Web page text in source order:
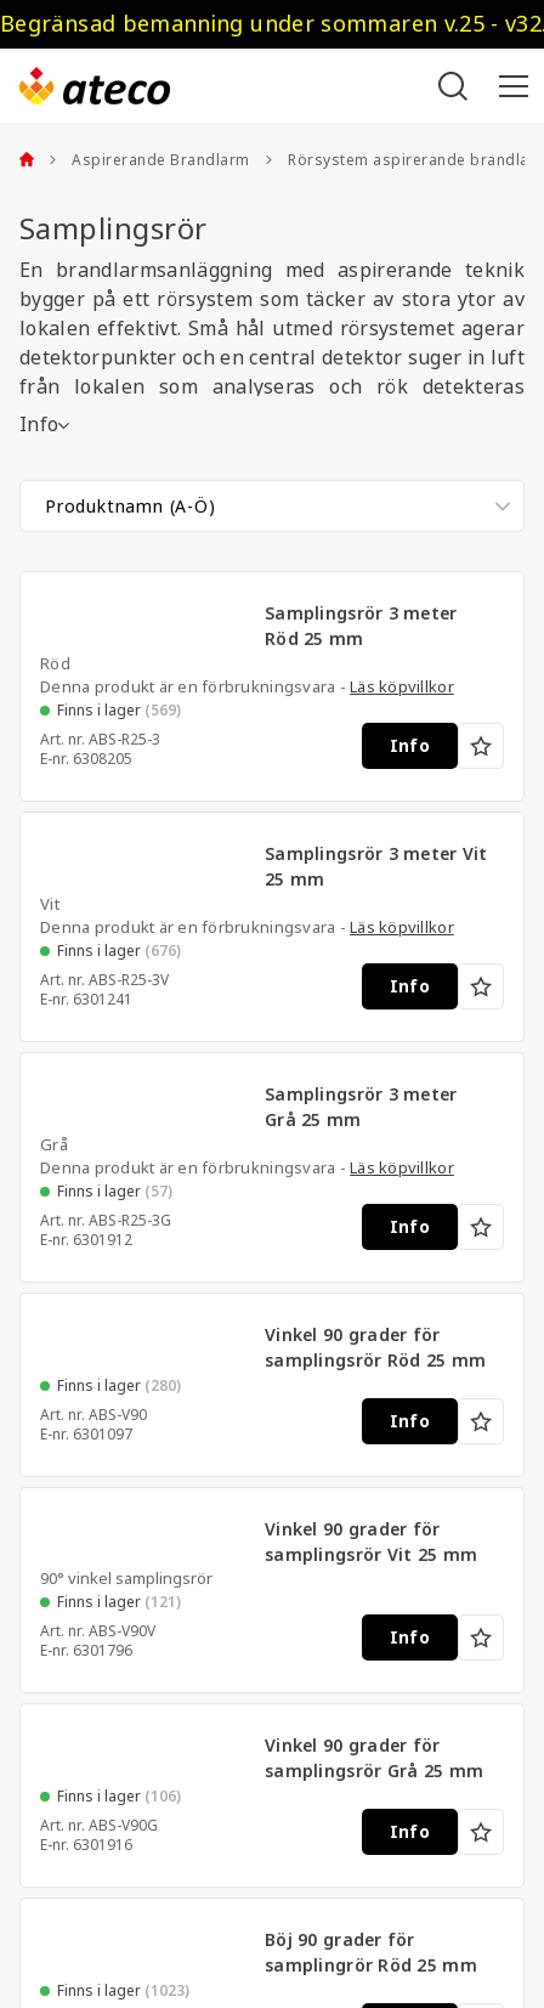
Begränsad bemanning under sommaren v.25 -
Aspirerande Brandlarm Rörsystem aspirerande
Samplingsrör
En brandlarmsanläggning med aspirerande teknik
bygger på ett rörsystem som täcker av stora ytor av
lokalen effektivt. Små hål utmed rörsystemet agerar
detektorpunkter och en central detektor suger in luft
från lokalen som analyseras och rök detekteras
blixtsnabbt. Rörsystemet kan byggas på en mängd
lagerhåller.
Info
Samplingsrör 3 meter
Röd 25 mm
Röd
Denna produkt är en förbrukningsvara -Läs köpvillkor
Finns i lager (569)
Art. nr. ABS-R25-3
E-nr. 6308205
Info
Samplingsrör 3 meter Vit
25 mm
Vit
Denna produkt är en förbrukningsvara -Läs köpvillkor
Finns i lager (676)
Art. nr. ABS-R25-3V
E-nr. 6301241
Info
Samplingsrör 3 meter
Grå 25 mm
Grå
Denna produkt är en förbrukningsvara -Läs köpvillkor
Finns i lager (57)
Art. nr. ABS-R25-3G
E-nr. 6301912
Info
Vinkel 90 grader för
samplingsrör Röd 25 mm
Finns i lager (280)
Art. nr. ABS-V90
E-nr. 6301097
Info
Vinkel 90 grader för
samplingsrör Vit 25 mm
90° vinkel samplingsrör
Finns i lager (121)
Art. nr. ABS-V90V
E-nr. 6301796
Info
Vinkel 90 grader för
samplingsrör Grå 25 mm
Finns i lager (106)
Art. nr. ABS-V90G
E-nr. 6301916
Info
Böj 90 grader för
samplingrör Röd 25 mm
Finns i lager (1023)